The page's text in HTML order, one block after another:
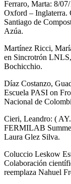
Ferraro, Marta: 8/
Oxford – Inglaterra.
Santiago de
Azúa.
Martínez Ricci,
en Sincrotrón
Bochicchio.
Díaz Costanzo,
Escuela PASI on
Nacional de
Cieri, Leandro: (
FERMILAB
Laura Glez Silva.
Coluccio Leskow
Colaboración
reemplaza Nahuel